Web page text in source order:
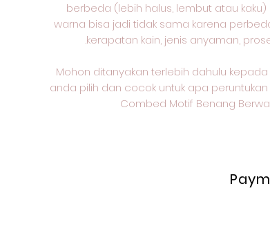
berbeda (lebih halus, lembut atau
warna bisa jadi tidak sama karena
kerapatan kain, jenis anyaman,
Mohon ditanyakan terlebih dahulu kepada
anda pilih dan cocok untuk apa peruntukan
Combed Motif Benang